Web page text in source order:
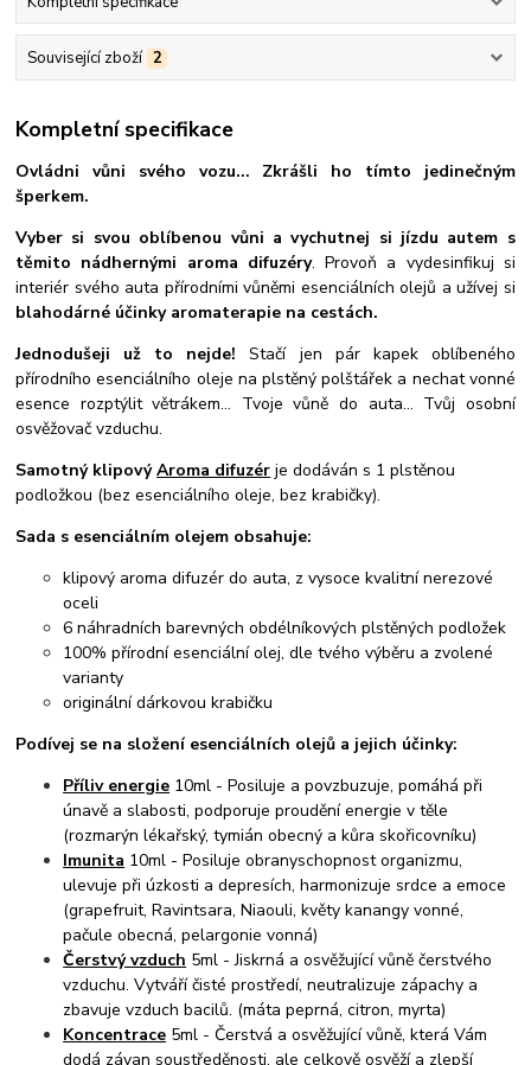
Související zboží 2
Kompletní specifikace
Ovládni vůni svého vozu... Zkrášli ho tímto jedinečným
šperkem.
Vyber si svou oblíbenou vůni a vychutnej si jízdu autem s
těmito nádhernými aroma difuzéry. Provoň a vydesinfikuj si
interiér svého auta přírodními vůněmi esenciálních olejů a užívej si
blahodárné účinky aromaterapie na cestách.
Jednodušeji už to nejde!Stačí jen pár kapek oblíbeného
přírodního esenciálního oleje na plstěný polštářek a nechat vonné
esence rozptýlit větrákem... Tvoje vůně do auta... Tvůj osobní
osvěžovač vzduchu.
Samotný klipovýAroma difuzér je dodáván s 1 plstěnou
podložkou (bez esenciálního oleje, bez krabičky).
Sada s esenciálním olejem obsahuje:
klipový aroma difuzér do auta, z vysoce kvalitní nerezové
oceli
6 náhradních barevných obdélníkových plstěných podložek
100% přírodní esenciální olej, dle tvého výběru a zvolené
varianty
originální dárkovou krabičku
Podívej se na složení esenciálních olejů a jejich účinky:
Příliv energie 10ml - Posiluje a povzbuzuje, pomáhá při
únavě a slabosti, podporuje proudění energie v těle
(rozmarýn lékařský, tymián obecný a kůra skořicovníku)
Imunita 10ml - Posiluje obranyschopnost organizmu,
ulevuje při úzkosti a depresích, harmonizuje srdce a emoce
(grapefruit, Ravintsara, Niaouli, květy kanangy vonné,
pačule obecná, pelargonie vonná)
Čerstvý vzduch 5ml - Jiskrná a osvěžující vůně čerstvého
vzduchu. Vytváří čisté prostředí, neutralizuje zápachy a
zbavuje vzduch bacilů. (máta peprná, citron, myrta)
Koncentrace 5ml - Čerstvá a osvěžující vůně, která Vám
dodá závan soustředěnosti, ale celkově osvěží a zlepší